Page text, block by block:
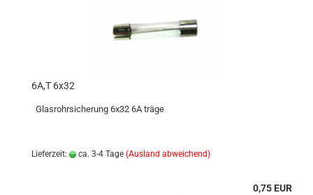
6A,T 6x32
Glasrohrsicherung 6x32 6A träge
Lieferzeit: ca. 3-4 Tage (Ausland abweichend)
0,75 EUR